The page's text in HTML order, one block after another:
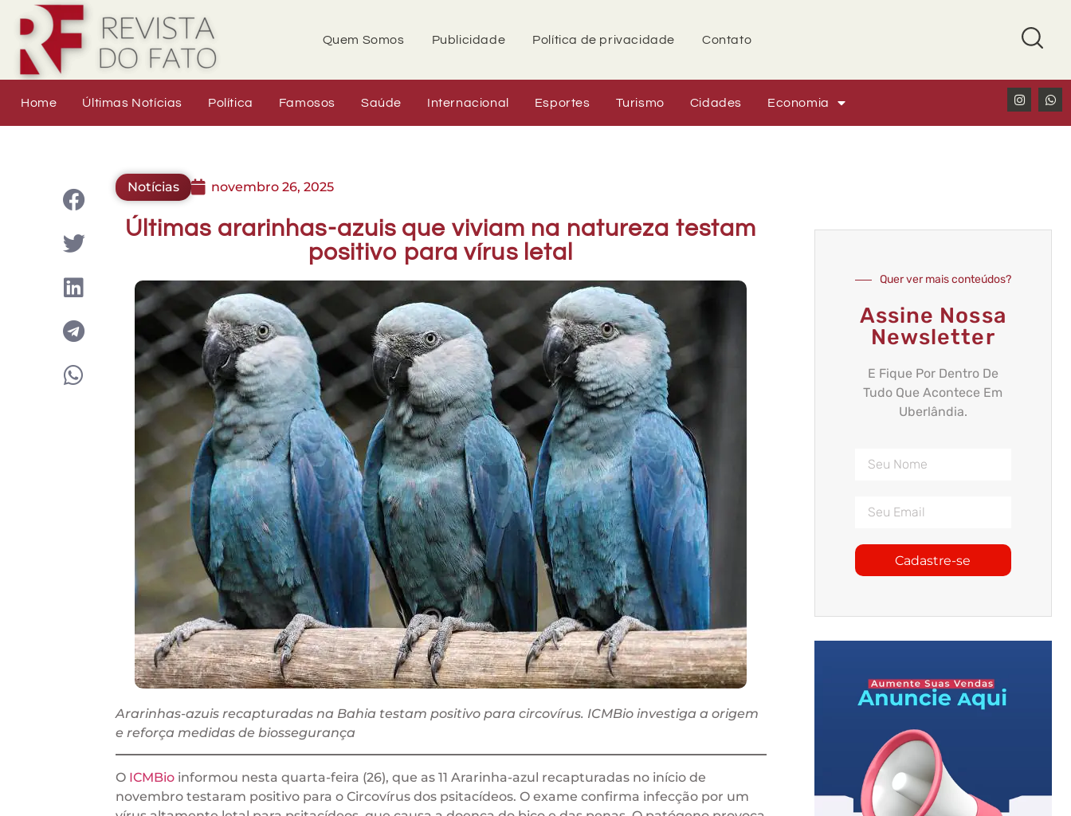
Quem Somos Publicidade Política de privacidade Contato
Home Últimas Notícias Política Famosos Saúde Internacional Esportes Turismo Cidades Economia
Notícias novembro 26, 2025
Últimas ararinhas-azuis que viviam na natureza testam
positivo para vírus letal
Ararinhas-azuis recapturadas na Bahia testam positivo para circovírus. ICMBio investiga a origem
e reforça medidas de biossegurança
O ICMBio informou nesta quarta-feira (26), que as 11 Ararinha-azul recapturadas no início de
novembro testaram positivo para o Circovírus dos psitacídeos. O exame confirma infecção por um
Quer ver mais conteúdos?
Assine Nossa
Newsletter
E Fique Por Dentro De
Tudo Que Acontece Em
Uberlândia.
Cadastre-se